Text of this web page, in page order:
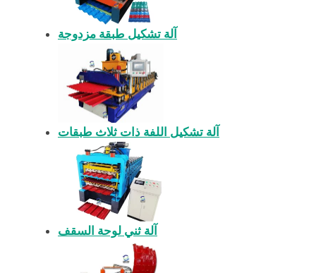
آلة تشكيل طبقة مزدوجة
آلة تشكيل اللفة ذات ثلاث طبقات
آلة ثني لوحة السقف